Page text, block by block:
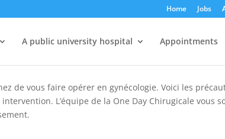
Home Jobs
A public university hospital Appointments
de vous faire opérer en gynécologie. Voici les
L’équipe de la One Day Chirugicale vous